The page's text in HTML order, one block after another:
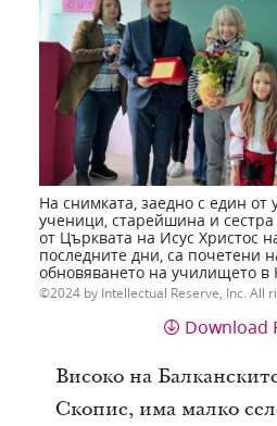
На снимката, заедно с един от
ученици, старейшина и
от Църквата на Исус Христос
последните дни, са почетени
обновяването на училището в
2024 by Intellectual Reserve, Inc. All
Download
Високо на
Скопие, има малко